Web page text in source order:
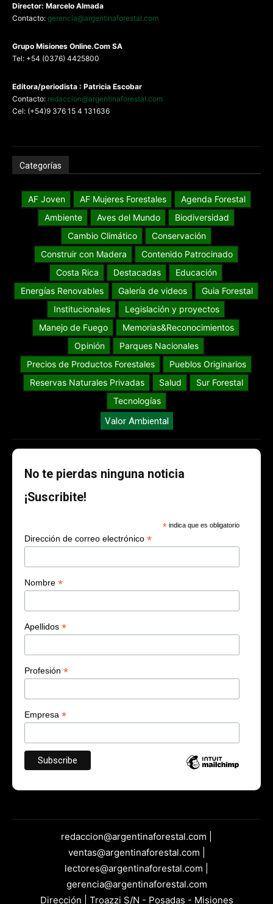
Director: Marcelo Almada
Contacto: gerencia@argentinaforestal.com
Grupo Misiones Online.Com SA
Tel: +54 (0376) 4425800
Editora/periodista : Patricia Escobar
Contacto: redaccion@argentinaforestal.com
Cel: (+54)9 376 15 4 131636
Categorías
AF Joven AF Mujeres Forestales
Agenda Forestal
Ambiente
Aves del Mundo
Biodiversidad
Cambio Climático
Conservación
Construir con Madera
Contenido Patrocinado
Costa Rica
Destacadas
Educación
Energías Renovables
Galería de videos
Guia Forestal
Institucionales
Legislación y proyectos
Manejo de Fuego
Memorias&Reconocimientos
Opinión
Parques Nacionales
Precios de Productos Forestales
Pueblos Originarios
Reservas Naturales Privadas
Salud
Sur Forestal
Tecnologías
Valor Ambiental
No te pierdas ninguna noticia
¡Suscribite!
* indica que es obligatorio
Dirección de correo electrónico *
Nombre *
Apellidos *
Profesión *
Empresa *
redaccion@argentinaforestal.com |
ventas@argentinaforestal.com |
lectores@argentinaforestal.com |
gerencia@argentinaforestal.com
Dirección | Troazzi S/N - Posadas - Misiones